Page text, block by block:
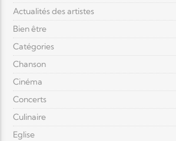
Actualités des artistes
Bien être
Catégories
Chanson
Cinéma
Concerts
Culinaire
Eglise